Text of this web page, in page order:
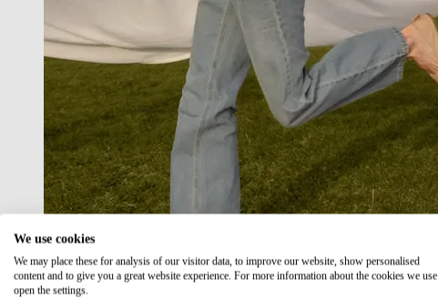
We use cookies
We may place these for analysis of our visitor data, to improve our website, show personalised
content and to give you a great website experience. For more information about the cookies we use
open the settings.